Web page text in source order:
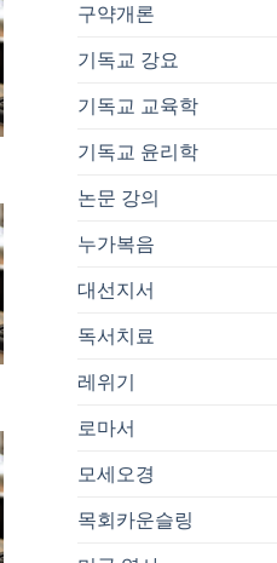
구약개론
기독교 강요
기독교 교육학
기독교 윤리학
논문 강의
누가복음
대선지서
독서치료
레위기
로마서
모세오경
목회카운슬링